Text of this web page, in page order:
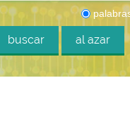
buscar al azar